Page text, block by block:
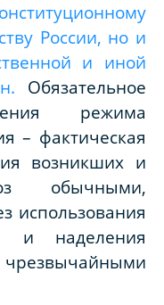
России, но и
и иной
Обязательное
режима
– фактическая
возникших и
обычными,
использования
и наделения
чрезвычайными